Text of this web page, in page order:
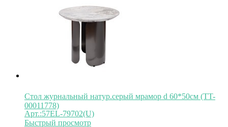
Стол журнальный натур.серый мрамор d 60*50см (TT-
00011778)
Арт.:57EL-79702(U)
Быстрый просмотр